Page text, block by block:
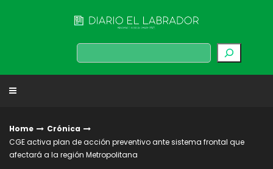
Buscar
Home
Crónica
CGE activa plan de acción preventivo ante sistema frontal que
afectará a la región Metropolitana